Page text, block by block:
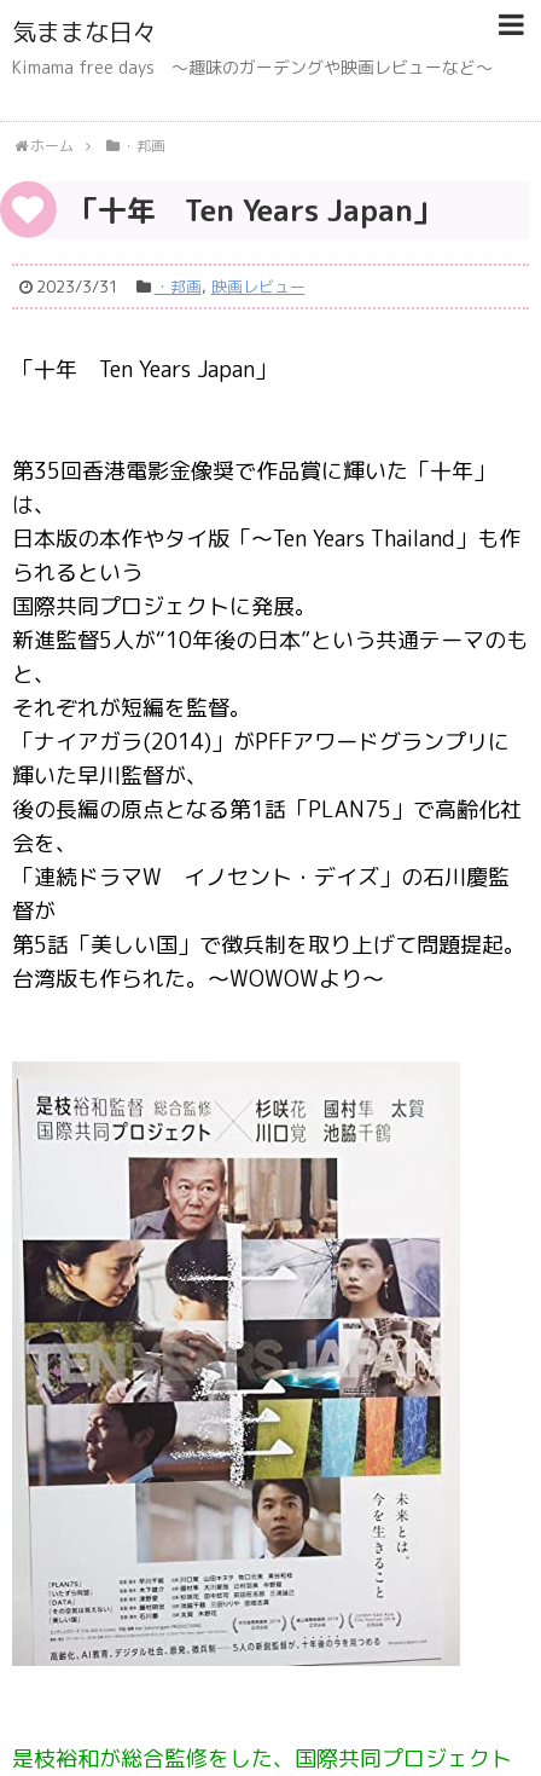
気ままな日々
Kimama free days 〜趣味のガーデングや映画レビューなど〜
ホーム ・邦画
「十年 Ten Years Japan」
2023/3/31 ・邦画, 映画レビュー
「十年 Ten Years Japan」
第35回香港電影金像奨で作品賞に輝いた「十年」
は、
日本版の本作やタイ版「～Ten Years Thailand」も作
られるという
国際共同プロジェクトに発展。
新進監督5人が“10年後の日本”という共通テーマのも
と、
それぞれが短編を監督。
「ナイアガラ(2014)」がPFFアワードグランプリに
輝いた早川監督が、
後の長編の原点となる第1話「PLAN75」で高齢化社
会を、
「連続ドラマW イノセント・デイズ」の石川慶監
督が
第5話「美しい国」で徴兵制を取り上げて問題提起。
台湾版も作られた。～WOWOWより～
是枝裕和が総合監修をした、国際共同プロジェクト